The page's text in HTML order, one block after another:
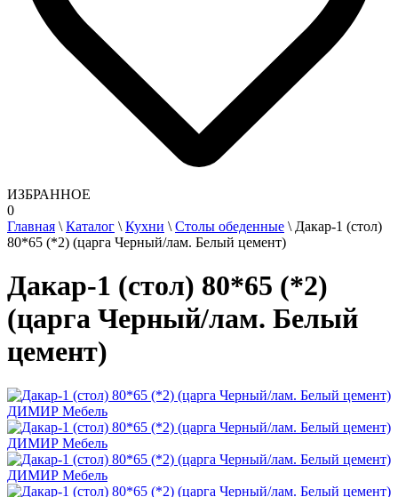
ИЗБРАННОЕ
0
Главная \ Каталог \ Кухни \ Столы обеденные \ Дакар-1 (стол)
80*65 (*2) (царга Черный/лам. Белый цемент)
Дакар-1 (стол) 80*65 (*2)
(царга Черный/лам. Белый
цемент)